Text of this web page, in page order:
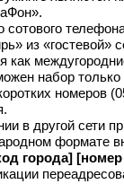
сотового
из «гостевой»
как
набор
номеров
в другой сети
формате
города]